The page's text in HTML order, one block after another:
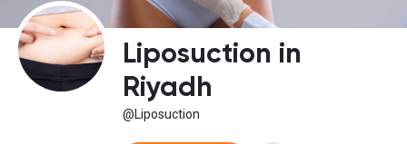
Entdecken Veranstaltungen
Meine Events
Liposuction in
Riyadh
@Liposuction